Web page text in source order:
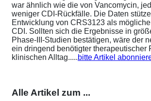
war ähnlich wie die von Vancomycin,
weniger CDI-Rückfälle. Die Daten
Entwicklung von CRS3123 als
CDI. Sollten sich die Ergebnisse in
Phase-III-Studien bestätigen, wäre der
ein dringend benötigter therapeutischer
klinischen Alltag.....bitte Artikel
Alle Artikel zum ...